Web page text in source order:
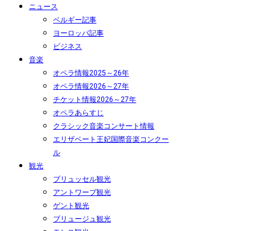
ニュース
ベルギー記事
ヨーロッパ記事
ビジネス
音楽
オペラ情報2025～26年
オペラ情報2026～27年
チケット情報2026～27年
オペラあらすじ
クラシック音楽コンサート情報
エリザベート王妃国際音楽コンクー
ル
観光
ブリュッセル観光
アントワープ観光
ゲント観光
ブリュージュ観光